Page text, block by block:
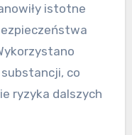
istotne
co
ryzyka dalszych